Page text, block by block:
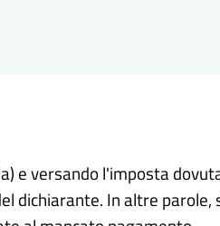
e versando l'imposta
dichiarante. In altre parole,